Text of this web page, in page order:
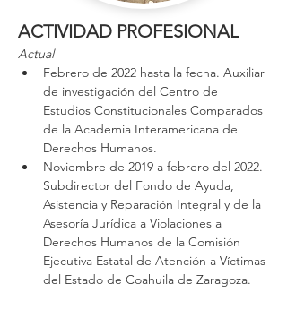
ACTIVIDAD PROFESIONAL
Actual
Febrero de 2022 hasta la fecha. Auxiliar
de investigación del Centro de
Estudios Constitucionales Comparados
de la Academia Interamericana de
Derechos Humanos.
Noviembre de 2019 a febrero del 2022.
Subdirector del Fondo de Ayuda,
Asistencia y Reparación Integral y de la
Asesoría Jurídica a Violaciones a
Derechos Humanos de la Comisión
Ejecutiva Estatal de Atención a Víctimas
del Estado de Coahuila de Zaragoza.